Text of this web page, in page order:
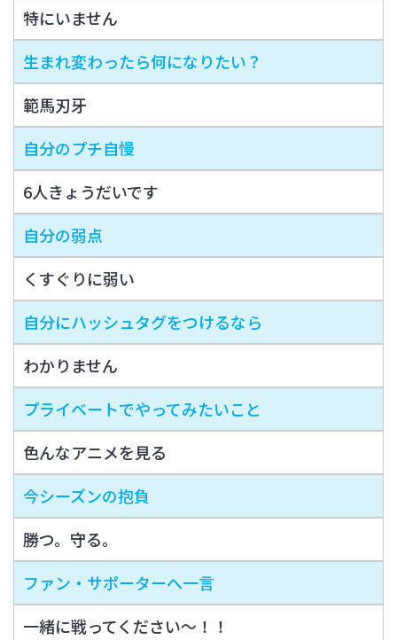
特にいません
生まれ変わったら何になりたい？
範馬刃牙
自分のプチ自慢
6人きょうだいです
自分の弱点
くすぐりに弱い
自分にハッシュタグをつけるなら
わかりません
プライベートでやってみたいこと
色んなアニメを見る
今シーズンの抱負
勝つ。守る。
ファン・サポーターへ一言
一緒に戦ってください〜！！